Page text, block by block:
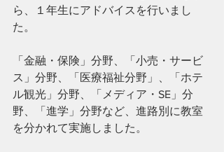
ら、１年生にアドバイスを行いまし
た。
「金融・保険」分野、「小売・サービ
ス」分野、「医療福祉分野」、「ホテ
ル観光」分野、「メディア・SE」分
野、「進学」分野など、進路別に教室
を分かれて実施しました。